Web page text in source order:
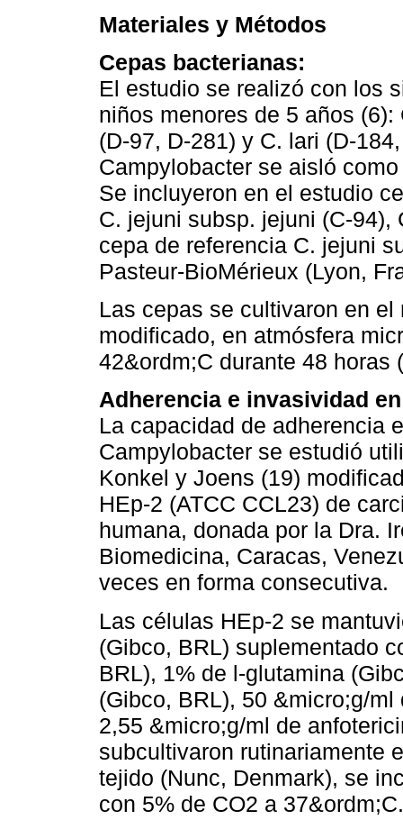
Materiales y Métodos
Cepas bacterianas:
El estudio se realizó con los
niños menores de 5 años
(D-97, D-281) y C. lari (D-
Campylobacter se aisló
Se incluyeron en el estudio
C. jejuni subsp. jejuni (C-94),
cepa de referencia C. jejuni
Pasteur-BioMérieux (Lyon,
Las cepas se cultivaron en
modificado, en atmósfera
42&ordm;C durante 48 horas
Adherencia e invasividad
La capacidad de adherencia
Campylobacter se estudió
Konkel y Joens (19)
HEp-2 (ATCC CCL23) de
humana, donada por la Dra.
Biomedicina, Caracas,
veces en forma consecutiva.
Las células HEp-2 se
(Gibco, BRL) suplementado
BRL), 1% de l-glutamina
(Gibco, BRL), 50 &micro;g/
2,55 &micro;g/ml de
subcultivaron rutinariamente
tejido (Nunc, Denmark), se
con 5% de CO2 a 37&ordm;C.